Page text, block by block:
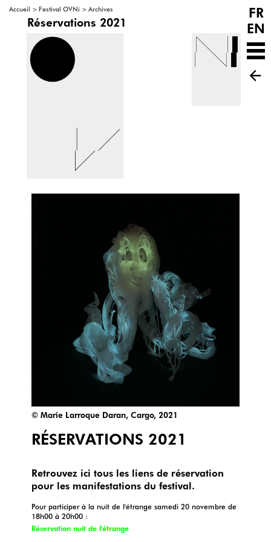
Accueil > Festival OVNi > Archives
Réservations 2021
FR
EN
© Marie Larroque Daran, Cargo, 2021
RÉSERVATIONS 2021
Retrouvez ici tous les liens de réservation
pour les manifestations du festival.
Pour participer à la nuit de l'étrange samedi 20 novembre de
18h00 à 20h00 :
Réservation nuit de l'étrange